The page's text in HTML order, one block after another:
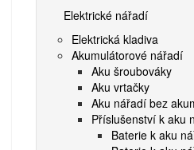
Elektrické nářadí
Elektrická kladiva
Akumulátorové nářadí
Aku šroubováky
Aku vrtačky
Aku nářadí bez
Příslušenství k aku
Baterie k aku